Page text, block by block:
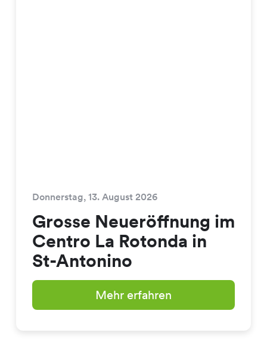
Donnerstag, 13. August 2026
Grosse Neueröffnung im
Centro La Rotonda in
St-Antonino
Mehr erfahren